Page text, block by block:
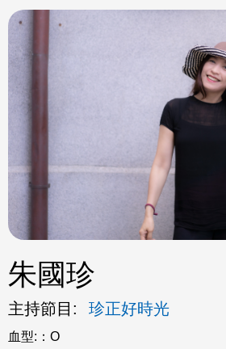
分享
至
分享
朱國珍
主持節目: 珍正好時光
血型:：O